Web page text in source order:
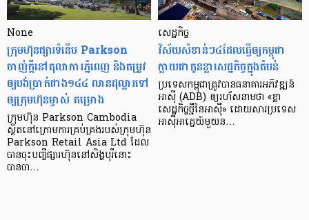
None
ក្រុមហ៊ុនផ្សារទំនើប Parkson
ចាញ់ក្ដីនៅតុលាការភ្នំពេញ និងតម្រូវ
ឲ្យបង់ប្រាក់ជាង១៤៤ លានដុល្លារទៅ
ឲ្យក្រុមហ៊ុនម្ចាស់ គម្រោង
ក្រុមហ៊ុន Parkson Cambodia
ស្ថិតនៅក្រោមការគ្រប់គ្រងរបស់ក្រុមហ៊ុន
Parkson Retail Asia Ltd ដែល
បានចុះបញ្ចីផ្សារហ៊ុននៅសិង្ហបុរីនោះ
បានចា…
សេដ្ឋកិច្ច​
វិស័យ​សំខាន់ៗ​៤​ដែល​ធ្វើ​ឲ្យ​កម្ពុជា​
ក្លាយ​ជា​កូន​ខ្លា​សេដ្ឋកិច្ច​ក្នុង​តំបន់
ប្រទេស​កម្ពុជា​ត្រូវ​បាន​ធនាគារ​អភិវឌ្ឍន៍​
អាស៊ី (ADB) ឲ្យ​រហ័ស​នាមថា «ខ្លា​
សេដ្ឋកិច្ច​ថ្មី​នៃ​អាស៊ី» ដោយសារ​ប្រទេស​
អាស៊ី​អាគ្នេយ៍​មួយ​ន…